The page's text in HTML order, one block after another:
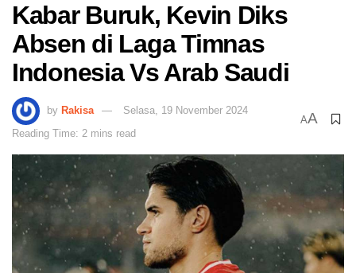
Kabar Buruk, Kevin Diks
Absen di Laga Timnas
Indonesia Vs Arab Saudi
by Rakisa
Selasa, 19 November 2024
Reading Time: 2 mins read
AA